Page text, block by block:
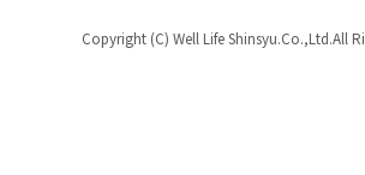
Copyright (C) Well Life Shinsyu.Co.,Ltd.All